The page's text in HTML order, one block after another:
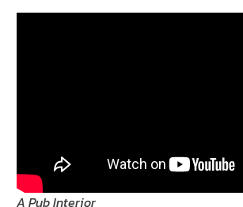
A Pub Interior